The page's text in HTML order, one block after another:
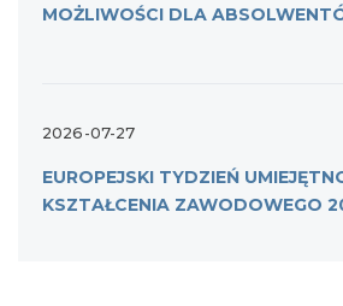
MOŻLIWOŚCI DLA
2026-07-27
EUROPEJSKI TYDZIEŃ
KSZTAŁCENIA ZAWODOWEGO